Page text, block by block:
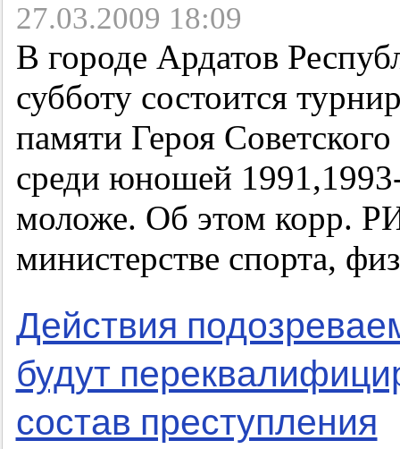
27.03.2009 18:09
В городе Ардатов
субботу состоится
памяти Героя
среди юношей
моложе. Об этом корр.
министерстве спорта,
Действия
будут
состав преступления